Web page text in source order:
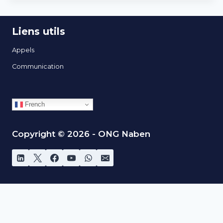
Copyright © 2026 - ONG Naben
Liens utils
Appels
Communication
French